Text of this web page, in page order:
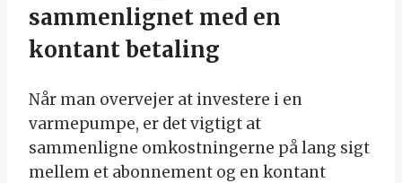
sammenlignet med en
kontant betaling
Når man overvejer at investere i en
varmepumpe, er det vigtigt at
sammenligne omkostningerne på lang sigt
mellem et abonnement og en kontant